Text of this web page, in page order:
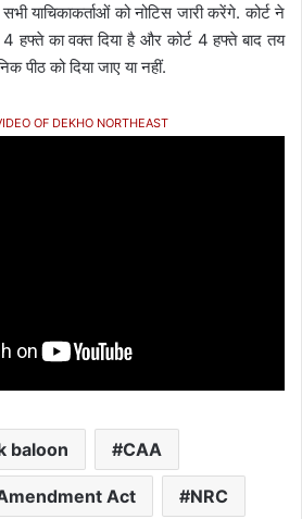
याचिकाकर्ताओं को नोटिस जारी करेंगे. कोर्ट ने
हफ्ते का वक्त दिया है और कोर्ट 4 हफ्ते बाद तय
पीठ को दिया जाए या नहीं.
OF DEKHO NORTHEAST
baloon CAA
Act NRC